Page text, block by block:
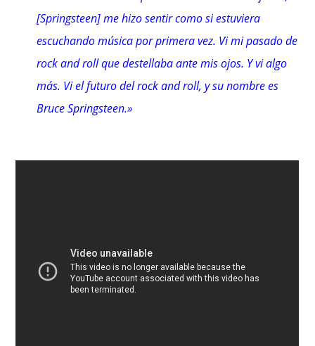
[Springsteen] me hizo sentir como si estuviera
escuchando música por primera vez. Vi mi pasado de
rock and roll que destellaba ante mis ojos. Y vi algo
más. Vi el futuro del rock and roll, y su nombre es
Bruce Springsteen.»